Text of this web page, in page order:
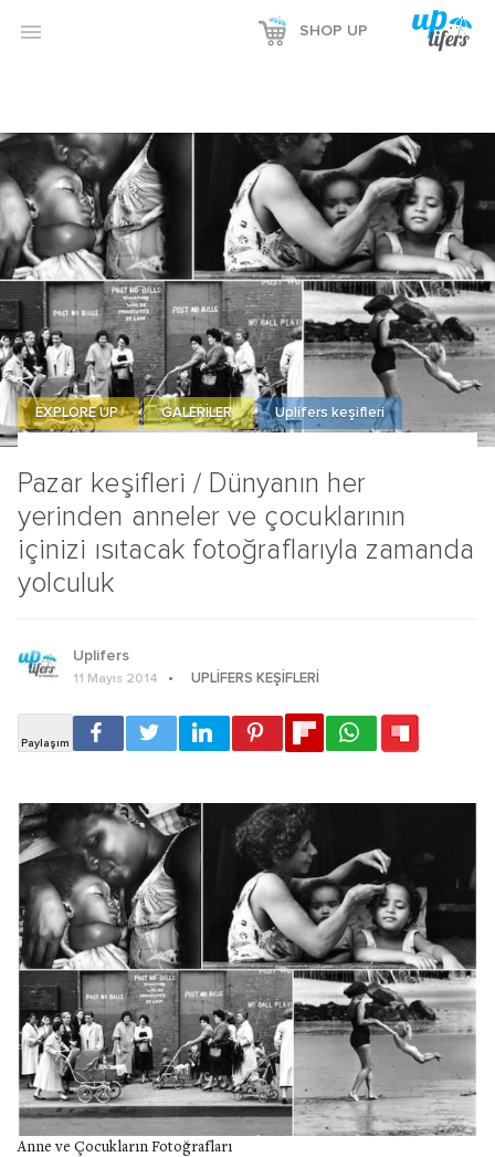
 SHOP UP
Pazar keşifleri / Dünyanın her
yerinden anneler ve çocuklarının
içinizi ısıtacak fotoğraflarıyla zamanda
yolculuk
EXPLORE UP GALERİLER Uplifers keşifleri
Uplifers
11 Mayıs 2014 UPLIFERS KEŞIFLERI
Anne ve Çocukların Fotoğrafları